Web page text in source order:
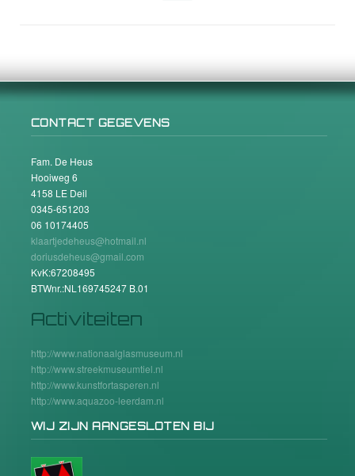
CONTACT GEGEVENS
Fam. De Heus
Hooiweg 6
4158 LE Deil
0345-651203
06 10174405
klaartjedeheus@hotmail.nl
doriusdeheus@gmail.com
KvK:67208495
BTWnr.:NL169745247 B.01
Activiteiten
http://www.nationaalglasmuseum.nl
http://www.streekmuseumtiel.nl
http://www.kunstfortasperen.nl
http://www.aquazoo-leerdam.nl
WIJ ZIJN AANGESLOTEN BIJ